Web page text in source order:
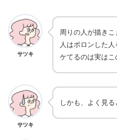
サツキ
周りの人が描き
人はポロンした
ケてるのは実はこ
サツキ
しかも、よく見る